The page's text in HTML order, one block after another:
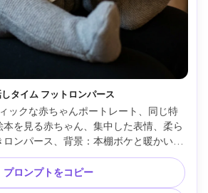
タイム フットロンパース
ックな赤ちゃんポートレート、同じ特
を見る赤ちゃん、集中した表情、柔ら
ンパース、背景：本棚ボケと暖かいラ
照明とミックス、Canon R5、50mm
の端に寄り気味トリミング、優しいコン
肌と生地、読み聞かせの安全感 --ar 4:5
プロンプトをコピー